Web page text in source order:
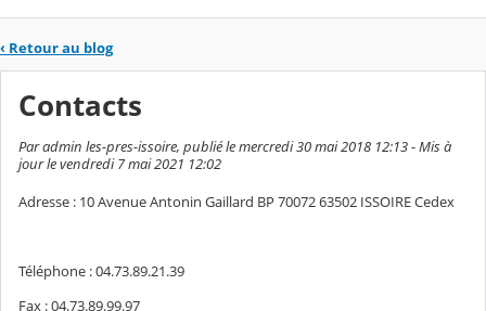
‹ Retour au blog
Contacts
Par admin les-pres-issoire, publié le mercredi 30 mai 2018 12:13 - Mis à
jour le vendredi 7 mai 2021 12:02
Adresse : 10 Avenue Antonin Gaillard BP 70072 63502 ISSOIRE Cedex
Téléphone : 04.73.89.21.39
Fax : 04.73.89.99.97